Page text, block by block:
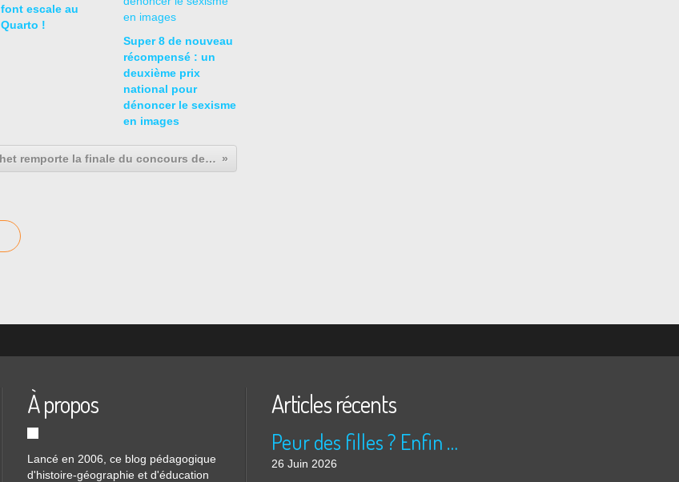
font escale au
Quarto !
Super 8 de nouveau
récompensé : un
deuxième prix
national pour
dénoncer le sexisme
en images
Silvère Gauchet remporte la finale du concours de plaidoiries des lycéens
À propos
Lancé en 2006, ce blog pédagogique
d'histoire-géographie et d'éducation
Articles récents
Peur des filles ? Enfin rassuré ?
26 Juin 2026